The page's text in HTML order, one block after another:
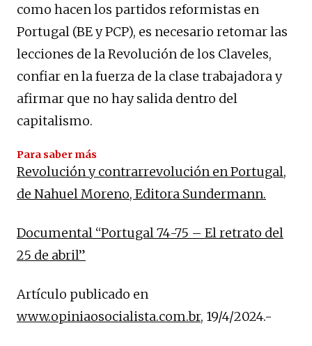
como hacen los partidos reformistas en
Portugal (BE y PCP), es necesario retomar las
lecciones de la Revolución de los Claveles,
confiar en la fuerza de la clase trabajadora y
afirmar que no hay salida dentro del
capitalismo.
Para saber más
Revolución y contrarrevolución en Portugal,
de Nahuel Moreno, Editora Sundermann.
Documental “Portugal 74-75 – El retrato del
25 de abril”
Artículo publicado en
www.opiniaosocialista.com.br, 19/4/2024.-